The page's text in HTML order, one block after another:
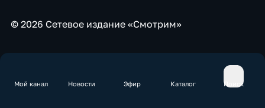
Мой канал Новости Эфир Каталог Поиск
© 2026 Сетевое издание «Смотрим»